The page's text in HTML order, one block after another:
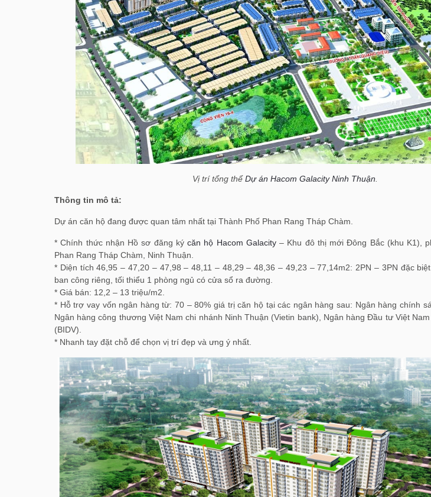
Vị trí tổng thểDự án Hacom Galacity Ninh Thuận
Thông tin mô tả:
Dự án căn hộ đang được quan tâm nhất tại Thành Phố Phan Rang Tháp Chàm.
* Chính thức nhận Hồ sơ đăng kýcăn hộ Hacom Galacity– Khu đô thị mới Đông Bắc (khu K1),
Phan Rang Tháp Chàm, Ninh Thuận.
* Diện tích 46,95 – 47,20 – 47,98 – 48,11 – 48,29 – 48,36 – 49,23 – 77,14m2: 2PN – 3PN đặc
ban công riêng, tối thiểu 1 phòng ngủ có cửa sổ ra đường.
* Giá bán: 12,2 – 13 triệu/m2.
* Hỗ trợ vay vốn ngân hàng từ: 70 – 80% giá trị căn hộ tại các ngân hàng sau: Ngân hàng chính
Ngân hàng công thương Việt Nam chi nhánh Ninh Thuận (Vietin bank), Ngân hàng Đầu tư Việt
(BIDV).
* Nhanh tay đặt chỗ để chọn vị trí đẹp và ưng ý nhất.